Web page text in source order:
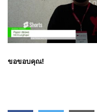
ขอขอบคุณ!